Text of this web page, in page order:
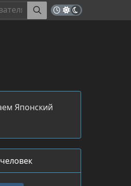
человек